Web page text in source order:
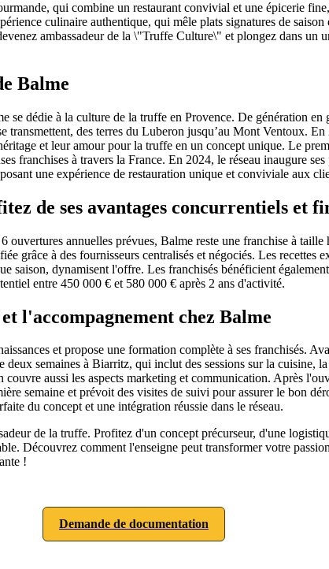
qui combine un restaurant convivial et une épicerie
culinaire authentique, qui mêle plats signatures de saison
ambassadeur de la \"Truffe Culture\" et plongez dans un
Balme
se dédie à la culture de la truffe en Provence. De génération en
transmettent, des terres du Luberon jusqu’au Mont Ventoux.
et leur amour pour la truffe en un concept unique. Le
franchises à travers la France. En 2024, le réseau inaugure
une expérience de restauration unique et conviviale aux
de ses avantages concurrentiels et
ouvertures annuelles prévues, Balme reste une franchise à
grâce à des fournisseurs centralisés et négociés. Les recettes
saison, dynamisent l'offre. Les franchisés bénéficient
entre 450 000 € et 580 000 € après 2 ans d'activité.
l'accompagnement chez Balme
et propose une formation complète à ses franchisés.
semaines à Biarritz, qui inclut des sessions sur la cuisine,
aussi les aspects marketing et communication. Après
semaine et prévoit des visites de suivi pour assurer le bon
du concept et une intégration réussie dans le réseau.
de la truffe. Profitez d'un concept précurseur, d'une
Découvrez comment l'enseigne peut transformer votre
!
Demande de documentation